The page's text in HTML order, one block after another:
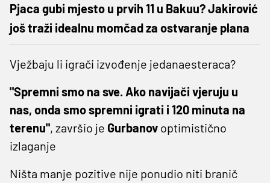
Pjaca gubi mjesto u prvih 11 u Bakuu? Jakirović
još traži idealnu momčad za ostvaranje plana
Vježbaju li igrači izvođenje jedanaesteraca?
"Spremni smo na sve. Ako navijači vjeruju u
nas, onda smo spremni igrati i 120 minuta na
terenu", završio je Gurbanov optimistično
izlaganje
Ništa manje pozitive nije ponudio niti branič